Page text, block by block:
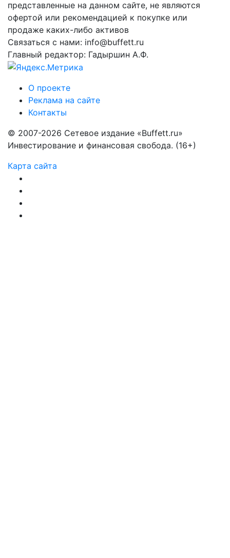
представленные на данном сайте, не являются
офертой или рекомендацией к покупке или
продаже каких-либо активов
Связаться с нами: info@buffett.ru
Главный редактор: Гадыршин А.Ф.
О проекте
Реклама на сайте
Контакты
© 2007-2026 Сетевое издание «Buffett.ru»
Инвестирование и финансовая свобода. (16+)
Карта сайта